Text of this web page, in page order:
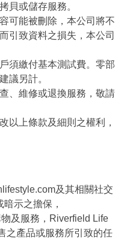
貝或儲存服務。
可能被刪除，本公司將不
引致資料之損失，本公司
須繳付基本測試費。零部
議另計。
、維修或退換服務，敬請
以上條款及細則之權利，
及其相關社交
示之擔保，
及服務，Riverfield Life
之產品或服務所引致的任